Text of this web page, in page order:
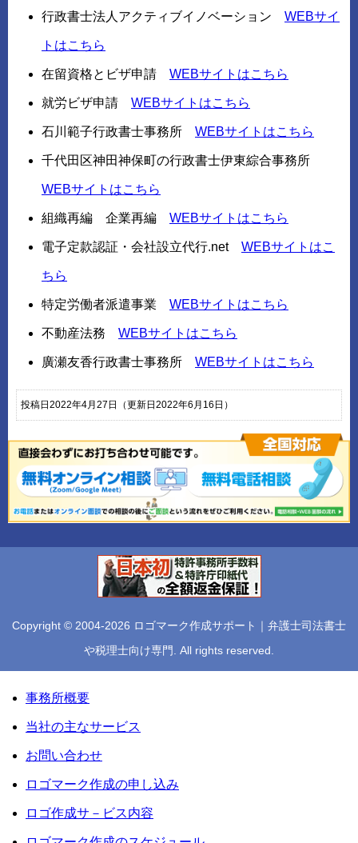
行政書士法人アクティブイノベーション WEBサイ
トはこちら
在留資格とビザ申請 WEBサイトはこちら
就労ビザ申請 WEBサイトはこちら
石川範子行政書士事務所 WEBサイトはこちら
千代田区神田神保町の行政書士伊東綜合事務所
WEBサイトはこちら
組織再編 企業再編 WEBサイトはこちら
電子定款認証・会社設立代行.net WEBサイトはこ
ちら
特定労働者派遣事業 WEBサイトはこちら
不動産法務 WEBサイトはこちら
廣瀬友香行政書士事務所 WEBサイトはこちら
投稿日2022年4月27日 （更新日2022年6月16日）
Copyright © 2004-2026 ロゴマーク作成サポート｜弁護士司法書士
や税理士向け専門. All rights reserved.
事務所概要
当社の主なサービス
お問い合わせ
ロゴマーク作成の申し込み
ロゴ作成サ－ビス内容